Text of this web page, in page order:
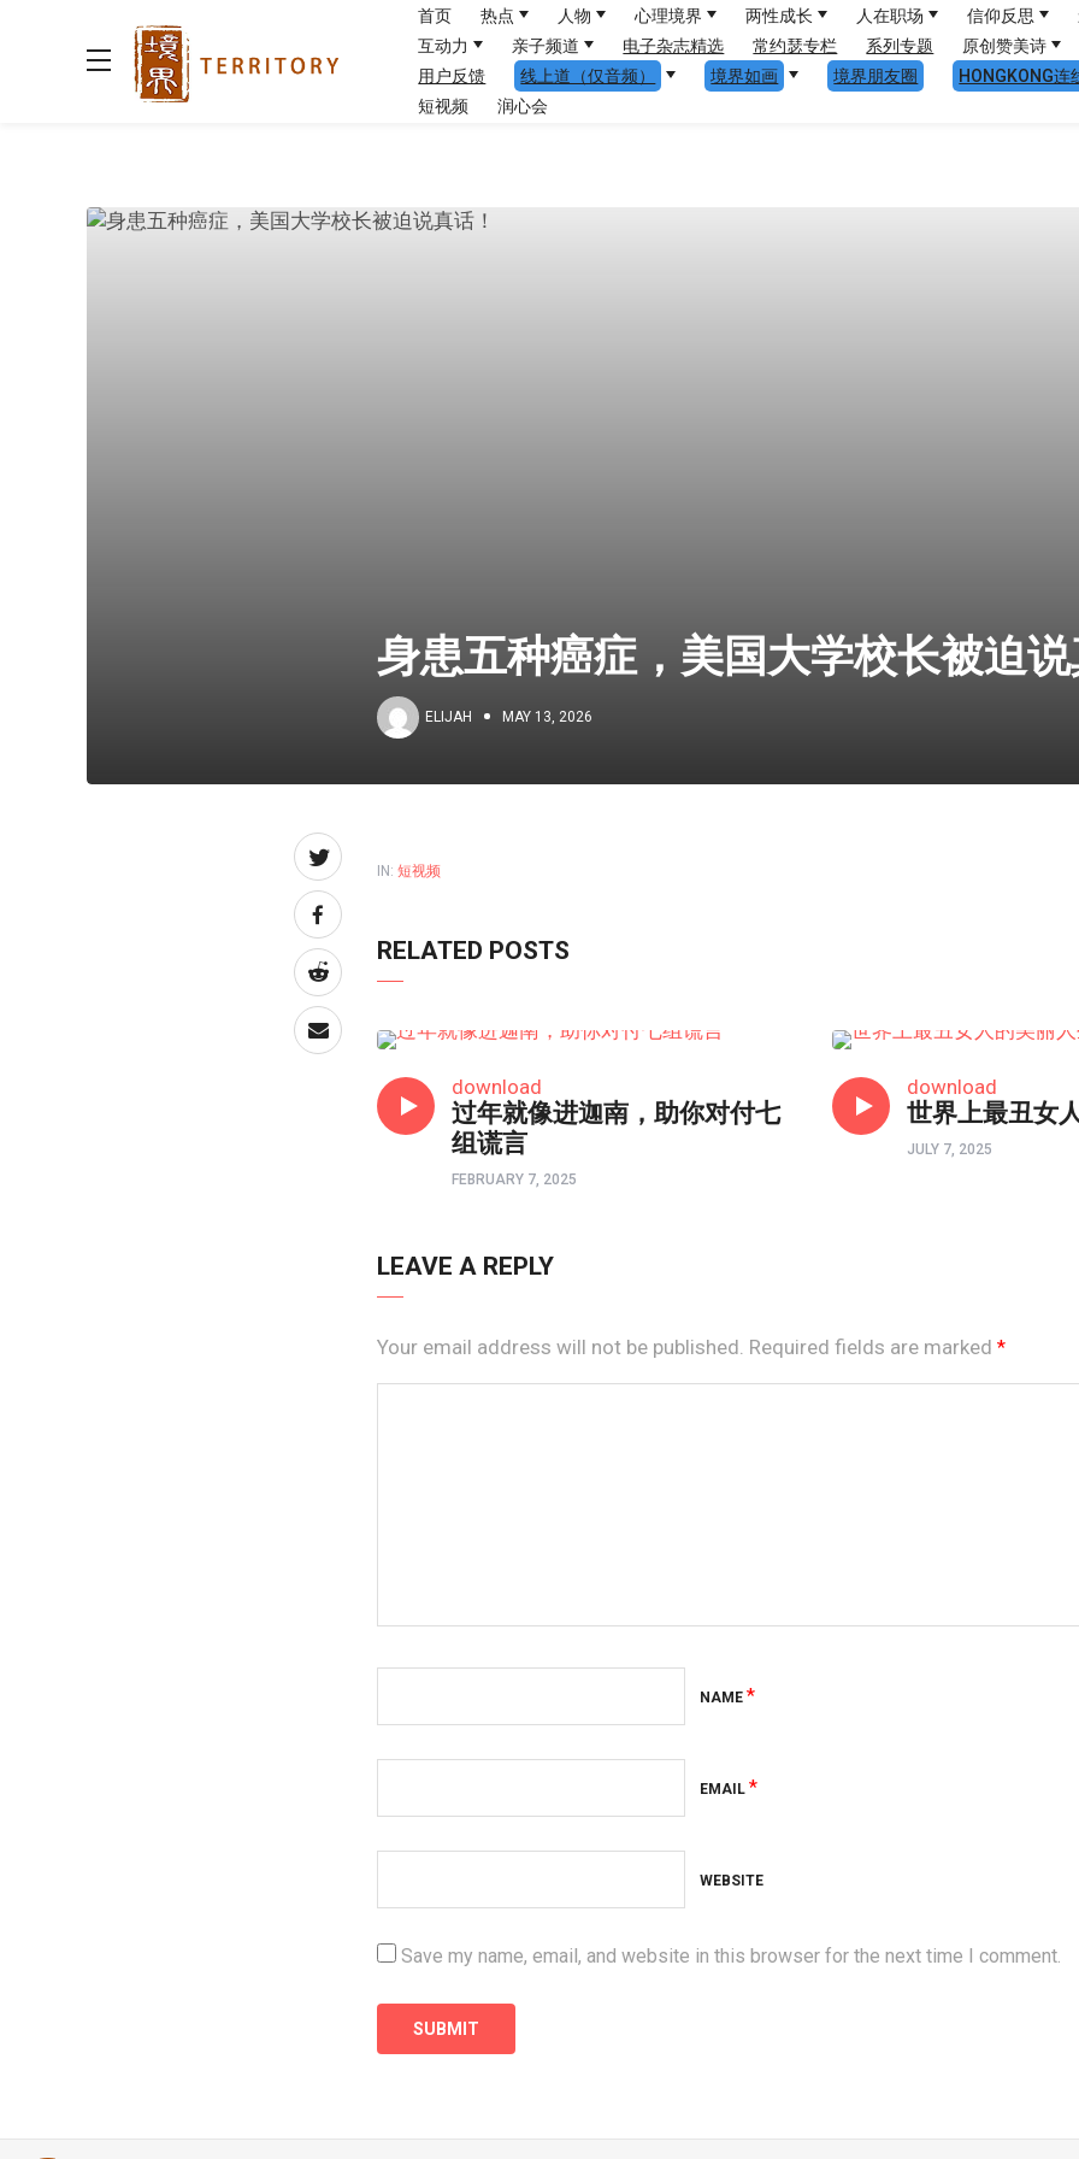
首页 热点 人物 心理境界 两性成长 人在职场 信仰反思
互动力
亲子频道 电子杂志精选 常约瑟专栏 系列专题
原创赞美诗
用户反馈
线上道（仅音频） 境界如画 境界朋友圈
HONGKONG连
短视频
润心会
身患五种癌症，美国大学校长被迫
ELIJAH MAY 13, 2026
IN: 短视频
RELATED POSTS
download
过年就像进迦南，助你对付七
组谎言
FEBRUARY 7, 2025
download
世界上最丑女
JULY 7, 2025
LEAVE A REPLY
Your email address will not be published. Required fields are marked *
NAME*
EMAIL*
WEBSITE
Save my name, email, and website in this browser for the next time I comment.